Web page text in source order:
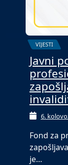
VIJESTI
Javni
6.
Fond za
je…